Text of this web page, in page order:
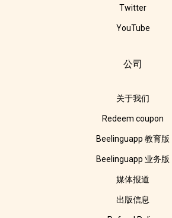
Twitter
YouTube
公司
关于我们
Redeem coupon
Beelinguapp 教育版
Beelinguapp 业务版
媒体报道
出版信息